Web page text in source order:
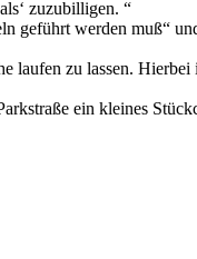
zuzubilligen. “
geführt werden muß“
laufen zu lassen.
ein kleines